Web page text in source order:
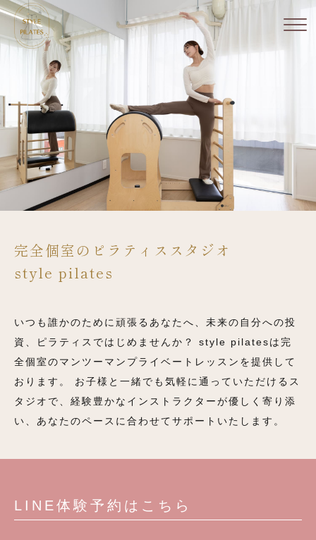
完全個室のピラティススタジオ
style pilates
いつも誰かのために頑張るあなたへ、未来の自分への投
資、ピラティスではじめませんか？ style pilatesは完
全個室のマンツーマンプライベートレッスンを提供して
おります。 お子様と一緒でも気軽に通っていただけるス
タジオで、経験豊かなインストラクターが優しく寄り添
い、あなたのペースに合わせてサポートいたします。
LINE体験予約はこちら